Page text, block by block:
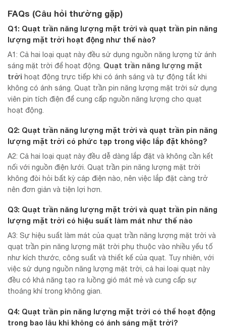
FAQs (Câu hỏi thường gặp)
Q1: Quạt trần năng lượng mặt trời và quạt trần pin năng
lượng mặt trời hoạt động như thế nào?
A1: Cả hai loại quạt này đều sử dụng nguồn năng lượng từ ánh
sáng mặt trời để hoạt động. Quạt trần năng lượng mặt
trời hoạt động trực tiếp khi có ánh sáng và tự động tắt khi
không có ánh sáng. Quạt trần pin năng lượng mặt trời sử dụng
viên pin tích điện để cung cấp nguồn năng lượng cho quạt
hoạt động.
Q2: Quạt trần năng lượng mặt trời và quạt trần pin năng
lượng mặt trời có phức tạp trong việc lắp đặt không?
A2: Cả hai loại quạt này đều dễ dàng lắp đặt và không cần kết
nối với nguồn điện lưới. Quạt trần pin năng lượng mặt trời
không đòi hỏi bất kỳ cáp điện nào, nên việc lắp đặt càng trở
nên đơn giản và tiện lợi hơn.
Q3: Quạt trần năng lượng mặt trời và quạt trần pin năng
lượng mặt trời có hiệu suất làm mát như thế nào
A3: Sự hiệu suất làm mát của quạt trần năng lượng mặt trời và
quạt trần pin năng lượng mặt trời phụ thuộc vào nhiều yếu tố
như kích thước, công suất và thiết kế của quạt. Tuy nhiên, với
việc sử dụng nguồn năng lượng mặt trời, cả hai loại quạt này
đều có khả năng tạo ra luồng gió mát mẻ và cung cấp sự
thoáng khí trong không gian.
Q4: Quạt trần pin năng lượng mặt trời có thể hoạt động
trong bao lâu khi không có ánh sáng mặt trời?